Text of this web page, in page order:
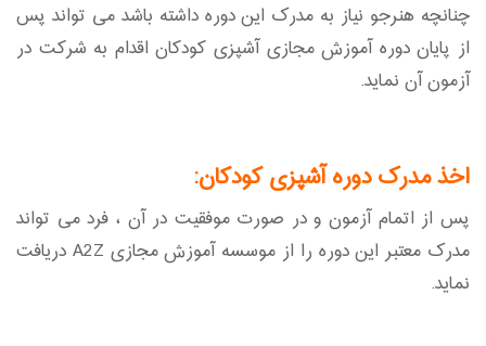
چنانچه هنرجو نیاز به مدرک این دوره داشته باشد می تواند پس
از پایان دوره آموزش مجازی آشپزی کودکان اقدام به شرکت در
آزمون آن نماید.
اخذ مدرک دوره آشپزی کودکان:
پس از اتمام آزمون و در صورت موفقیت در آن ، فرد می تواند
مدرک معتبر این دوره را از موسسه آموزش مجازی A2Z دریافت
نماید.